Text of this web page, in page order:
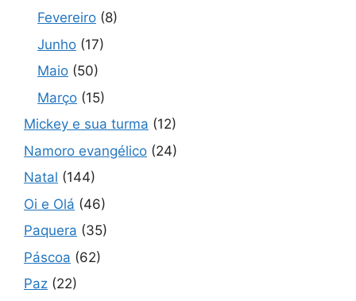
Fevereiro (8)
Junho (17)
Maio (50)
Março (15)
Mickey e sua turma (12)
Namoro evangélico (24)
Natal (144)
Oi e Olá (46)
Paquera (35)
Páscoa (62)
Paz (22)